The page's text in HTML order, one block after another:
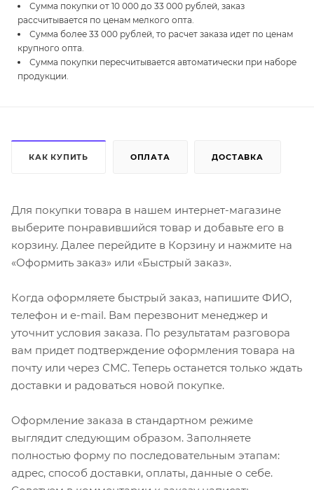
Сумма покупки от 10 000 до 33 000 рублей, заказ
рассчитывается по ценам мелкого опта.
Сумма более 33 000 рублей, то расчет заказа идет по ценам
крупного опта.
Сумма покупки пересчитывается автоматически при наборе
продукции.
КАК КУПИТЬ ОПЛАТА ДОСТАВКА
Для покупки товара в нашем интернет-магазине
выберите понравившийся товар и добавьте его в
корзину. Далее перейдите в Корзину и нажмите на
«Оформить заказ» или «Быстрый заказ».
Когда оформляете быстрый заказ, напишите ФИО,
телефон и e-mail. Вам перезвонит менеджер и
уточнит условия заказа. По результатам разговора
вам придет подтверждение оформления товара на
почту или через СМС. Теперь останется только ждать
доставки и радоваться новой покупке.
Оформление заказа в стандартном режиме
выглядит следующим образом. Заполняете
полностью форму по последовательным этапам:
адрес, способ доставки, оплаты, данные о себе.